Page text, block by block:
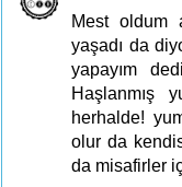
Mest oldum
yaşadı da
yapayım
Haşlanmış
herhalde!
olur da
da misafirler